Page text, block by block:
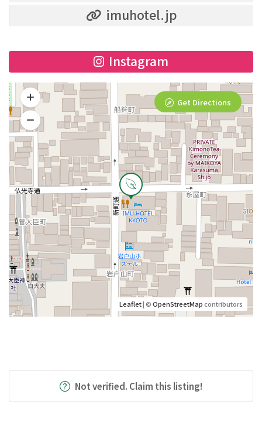
imuhotel.jp
Instagram
Leaflet| ©OpenStreetMapcontributors
Get Directions
Not verified. Claim this listing!